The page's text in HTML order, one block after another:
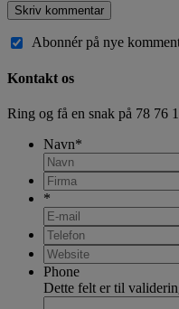
Abonnér på nye
Kontakt os
Ring og få en snak på 78 76
Navn*
*
Phone
Dette felt er til